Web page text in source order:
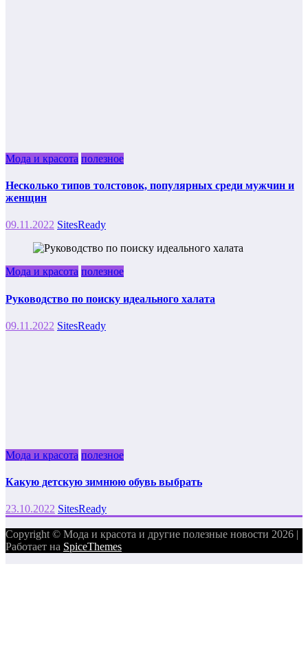
Мода и красота полезное
Несколько типов толстовок, популярных среди мужчин и
женщин
09.11.2022 SitesReady
Мода и красота полезное
Руководство по поиску идеального халата
09.11.2022 SitesReady
Мода и красота полезное
Какую детскую зимнюю обувь выбрать
23.10.2022 SitesReady
Copyright © Мода и красота и другие полезные новости 2026 |
Работает на SpiceThemes